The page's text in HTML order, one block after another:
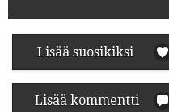
Lisää suosikiksi
Lisää kommentti